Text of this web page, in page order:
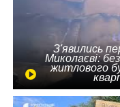
З'явились
Миколаєві:
житлового